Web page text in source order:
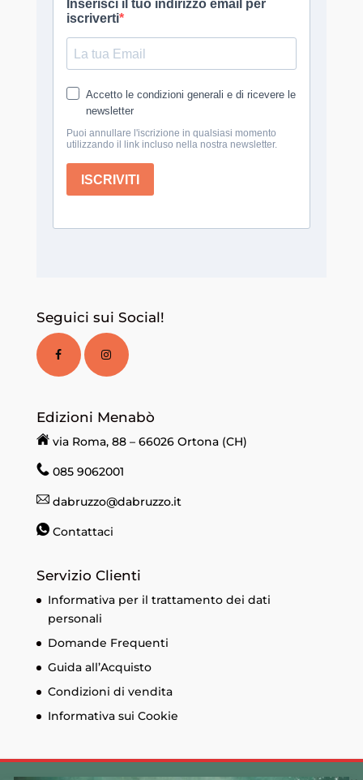
Seguici sui Social!
Edizioni Menabò
via Roma, 88 – 66026 Ortona (CH)
085 9062001
dabruzzo@dabruzzo.it
Contattaci
Servizio Clienti
Informativa per il trattamento dei dati
personali
Domande Frequenti
Guida all’Acquisto
Condizioni di vendita
Informativa sui Cookie